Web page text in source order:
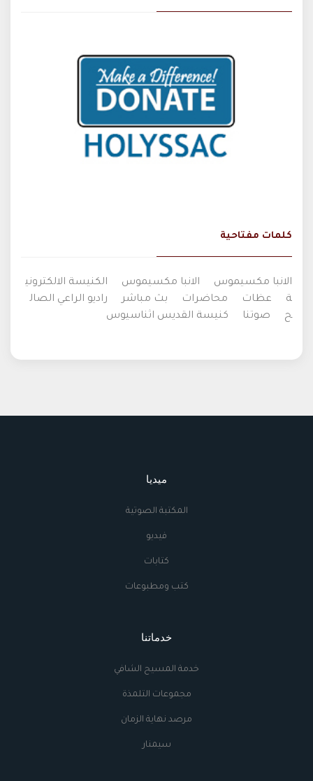
كلمات مفتاحية
الانبا مكسيموس الانبا مكسيموس
الكنيسة الالكتروني
ة
عظات محاضرات بث مباشر
راديو الراعي الصال
ح
صوتنا كنيسة القديس اثناسيوس
ميديا
المكتبة الصوتية
فيديو
كتابات
كتب ومطبوعات
خدماتنا
خدمة المسيح الشافي
مجموعات التلمذة
مرصد نهاية الزمان
سيمنار